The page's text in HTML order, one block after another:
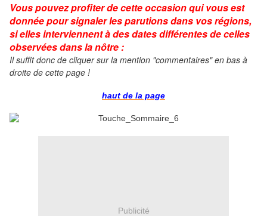
Vous pouvez profiter de cette occasion qui vous est
donnée pour signaler les parutions dans vos régions,
si elles interviennent à des dates différentes de celles
observées dans la nôtre :
Il suffit donc de cliquer sur la mention "commentaires" en bas à
droite de cette page !
haut de la page
Publicité